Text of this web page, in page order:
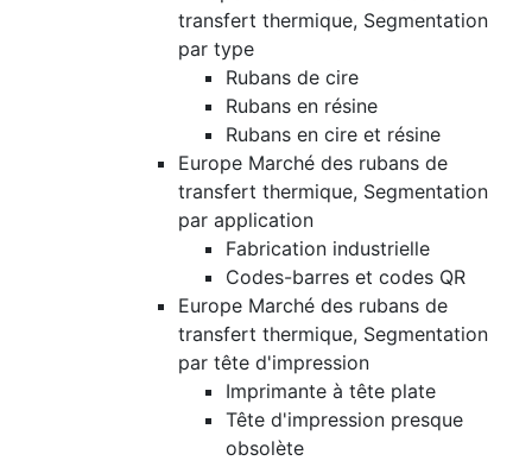
transfert thermique, Segmentation
par type
Rubans de cire
Rubans en résine
Rubans en cire et résine
Europe Marché des rubans de
transfert thermique, Segmentation
par application
Fabrication industrielle
Codes-barres et codes QR
Europe Marché des rubans de
transfert thermique, Segmentation
par tête d'impression
Imprimante à tête plate
Tête d'impression presque
obsolète